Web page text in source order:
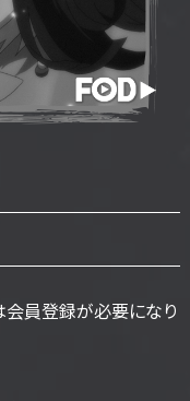
員登録が必要になり